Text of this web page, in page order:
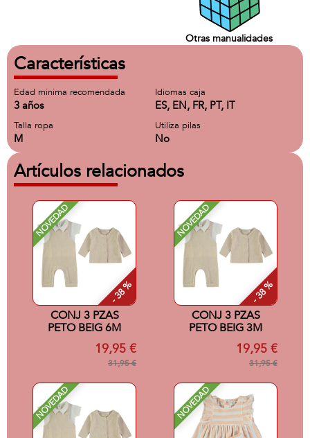
Otras manualidades
Características
Edad minima recomendada
3 años
Idiomas caja
ES, EN, FR, PT, IT
Talla ropa
M
Utiliza pilas
No
Artículos relacionados
NOVEDAD
- 38 %
CONJ 3 PZAS
PETO BEIG 6M
19,95 €
31,95 €
NOVEDAD
- 38 %
CONJ 3 PZAS
PETO BEIG 3M
19,95 €
31,95 €
NOVEDAD NOVEDAD